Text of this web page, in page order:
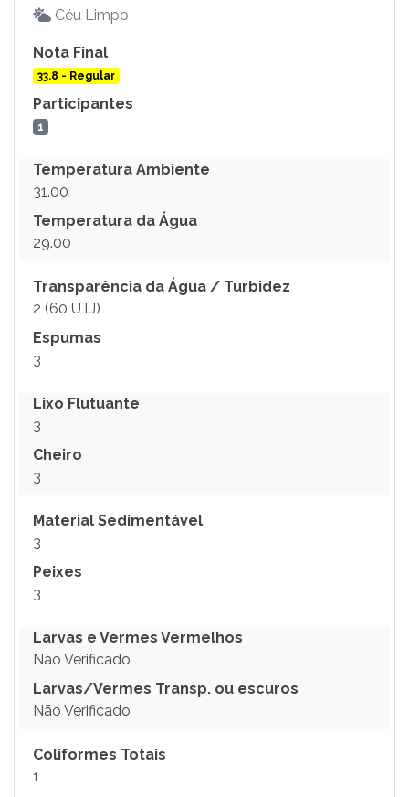
Céu Limpo
Nota Final
33.8 - Regular
Participantes
1
Temperatura Ambiente
31.00
Temperatura da Água
29.00
Transparência da Água / Turbidez
2 (60 UTJ)
Espumas
3
Lixo Flutuante
3
Cheiro
3
Material Sedimentável
3
Peixes
3
Larvas e Vermes Vermelhos
Não Verificado
Larvas/Vermes Transp. ou escuros
Não Verificado
Coliformes Totais
1